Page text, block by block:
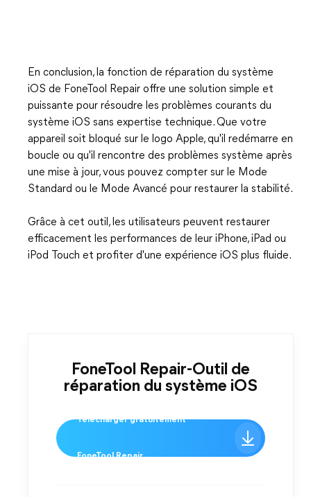
En conclusion, la fonction de réparation du système
iOS de FoneTool Repair offre une solution simple et
puissante pour résoudre les problèmes courants du
système iOS sans expertise technique. Que votre
appareil soit bloqué sur le logo Apple, qu'il redémarre en
boucle ou qu'il rencontre des problèmes système après
une mise à jour, vous pouvez compter sur le Mode
Standard ou le Mode Avancé pour restaurer la stabilité.
Grâce à cet outil, les utilisateurs peuvent restaurer
efficacement les performances de leur iPhone, iPad ou
iPod Touch et profiter d'une expérience iOS plus fluide.
FoneTool Repair-Outil de
réparation du système iOS
Télécharger gratuitement
FoneTool Repair